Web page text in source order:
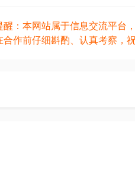
醒：本网站属于信息交流平台
合作前仔细斟酌、认真考察，